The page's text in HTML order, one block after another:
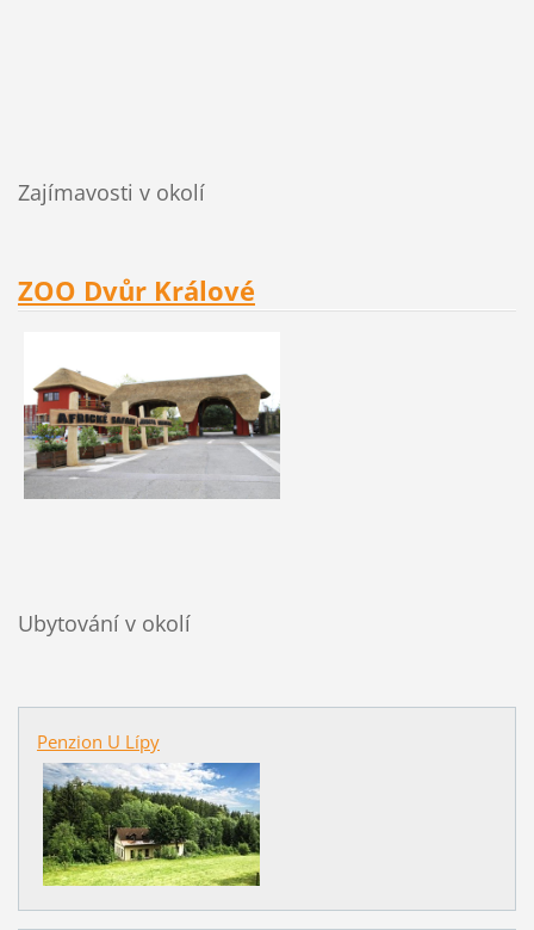
Zajímavosti v okolí
ZOO Dvůr Králové
Ubytování v okolí
Penzion U Lípy